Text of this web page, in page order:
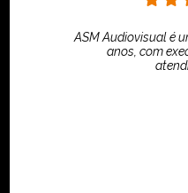
ASM Audiovisual é
anos, com